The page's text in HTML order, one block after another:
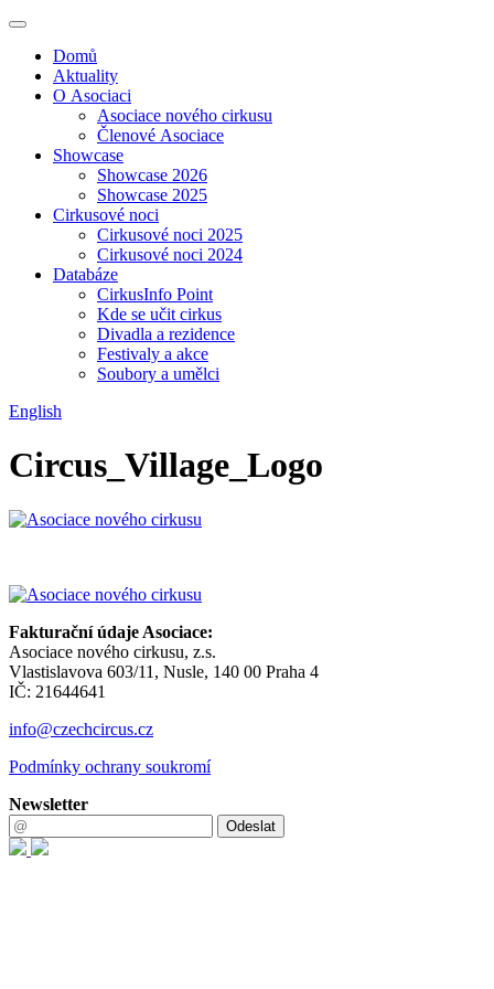
Domů
Aktuality
O Asociaci
Asociace nového cirkusu
Členové Asociace
Showcase
Showcase 2026
Showcase 2025
Cirkusové noci
Cirkusové noci 2025
Cirkusové noci 2024
Databáze
CirkusInfo Point
Kde se učit cirkus
Divadla a rezidence
Festivaly a akce
Soubory a umělci
English
Circus_Village_Logo
Fakturační údaje Asociace:
Asociace nového cirkusu, z.s.
Vlastislavova 603/11, Nusle, 140 00 Praha 4
IČ: 21644641
info@czechcircus.cz
Podmínky ochrany soukromí
Newsletter
Odeslat